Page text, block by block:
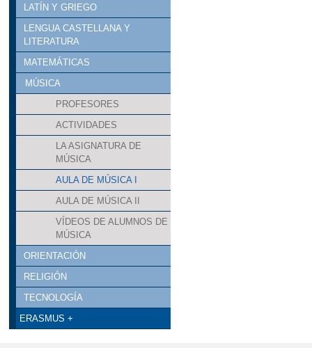
LATÍN Y GRIEGO
LENGUA CASTELLANA Y
LITERATURA
MATEMÁTICAS
MÚSICA
PROFESORES
ACTIVIDADES
LA ASIGNATURA DE
MÚSICA
AULA DE MÚSICA I
AULA DE MÚSICA II
VÍDEOS DE ALUMNOS DE
MÚSICA
ORIENTACIÓN
RELIGIÓN
TECNOLOGÍA
ERASMUS +